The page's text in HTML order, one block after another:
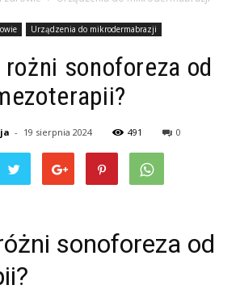
Urządzenia do mikrodermabrazji
rożni sonoforeza od
- 19 sierpnia 2024 491 0
sonoforeza od